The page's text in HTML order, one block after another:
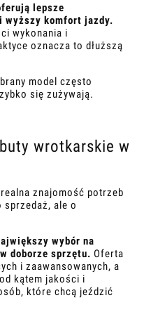
lepsze
wyższy komfort jazdy.
wykonania i
oznacza to dłuższą
model często
się zużywają.
wrotkarskie w
znajomość potrzeb
ale o
wybór na
doborze sprzętu. Oferta
i zaawansowanych, a
kątem jakości i
które chcą jeździć